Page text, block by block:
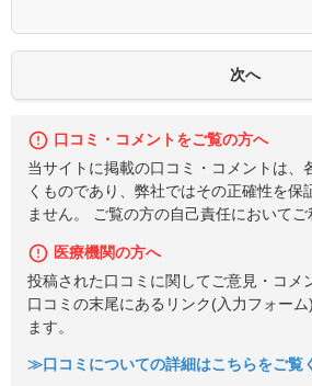
口コミ・コメントをご覧の方へ
当サイトに掲載の口コミ・コメントは、
くものであり、弊社ではその正確性を保
ません。 ご覧の方の自己責任においてご
医療機関の方へ
投稿された口コミに関してご意見・コメ
口コミの末尾にあるリンク(入力フォー
ます。
≫口コミについての詳細はこちらをご覧